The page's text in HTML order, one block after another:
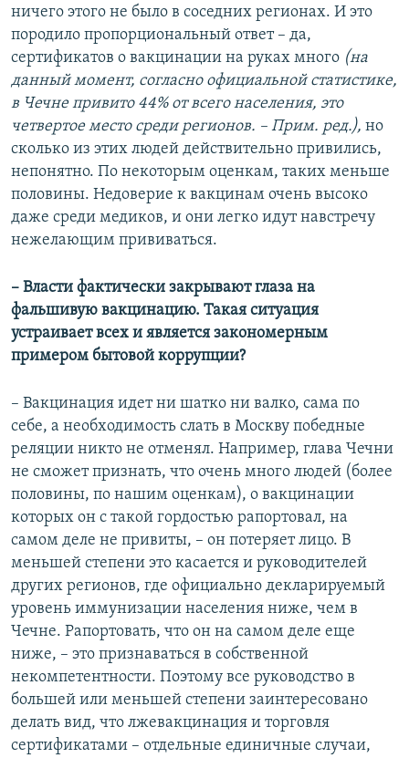
ничего этого не было в соседних регионах. И это
породило пропорциональный ответ – да,
сертификатов о вакцинации на руках много (на
данный момент, согласно официальной статистике,
в Чечне привито 44% от всего населения, это
четвертое место среди регионов. – Прим. ред.), но
сколько из этих людей действительно привились,
непонятно. По некоторым оценкам, таких меньше
половины. Недоверие к вакцинам очень высоко
даже среди медиков, и они легко идут навстречу
нежелающим прививаться.
– Власти фактически закрывают глаза на
фальшивую вакцинацию. Такая ситуация
устраивает всех и является закономерным
примером бытовой коррупции?
– Вакцинация идет ни шатко ни валко, сама по
себе, а необходимость слать в Москву победные
реляции никто не отменял. Например, глава Чечни
не сможет признать, что очень много людей (более
половины, по нашим оценкам), о вакцинации
которых он с такой гордостью рапортовал, на
самом деле не привиты, – он потеряет лицо. В
меньшей степени это касается и руководителей
других регионов, где официально декларируемый
уровень иммунизации населения ниже, чем в
Чечне. Рапортовать, что он на самом деле еще
ниже, – это признаваться в собственной
некомпетентности. Поэтому все руководство в
большей или меньшей степени заинтересовано
делать вид, что лжевакцинация и торговля
сертификатами – отдельные единичные случаи,